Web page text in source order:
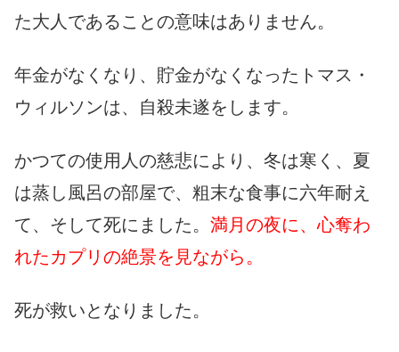
た大人であることの意味はありません。
年金がなくなり、貯金がなくなったトマス・
ウィルソンは、自殺未遂をします。
かつての使用人の慈悲により、冬は寒く、夏
は蒸し風呂の部屋で、粗末な食事に六年耐え
て、そして死にました。 満月の夜に、心奪わ
れたカプリの絶景を見ながら。
死が救いとなりました。